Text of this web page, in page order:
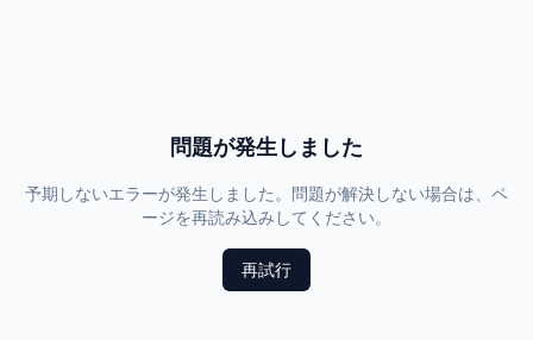
問題が発生しました
予期しないエラーが発生しました。問題が解決しない場合は、ペ
ージを再読み込みしてください。
再試行